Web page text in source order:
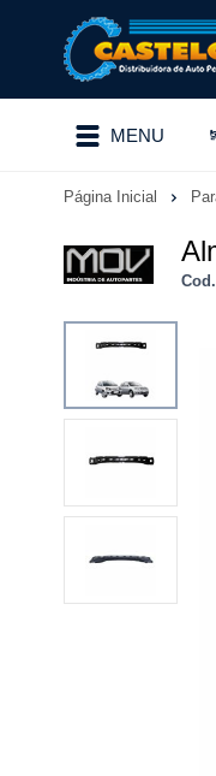
MENU
Página Inicial